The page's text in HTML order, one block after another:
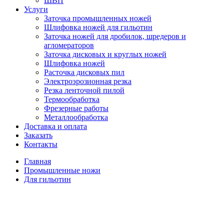
Услуги
Заточка промышленных ножей
Шлифовка ножей для гильотин
Заточка ножей для дробилок, шредеров и
агломераторов
Заточка дисковых и круглых ножей
Шлифовка ножей
Расточка дисковых пил
Электроэрозионная резка
Резка ленточной пилой
Термообработка
Фрезерные работы
Металлообработка
Доставка и оплата
Заказать
Контакты
Главная
Промышленные ножи
Для гильотин